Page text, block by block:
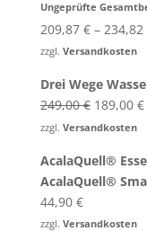
Bewertet
von 5
Ungeprüfte
209,87 €– 234,82
zzgl. Versandkosten
Drei Wege
249,00€
Preis
249,00 €
189,00 €
zzgl. Versandkosten
AcalaQuell®
AcalaQuell®
44,90 €
zzgl. Versandkosten